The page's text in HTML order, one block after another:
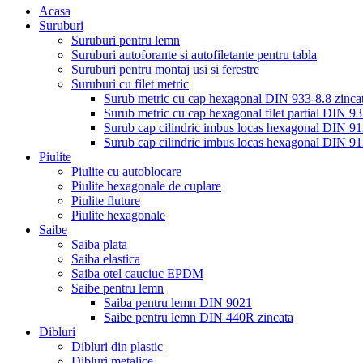
Acasa
Suruburi
Suruburi pentru lemn
Suruburi autoforante si autofiletante pentru tabla
Suruburi pentru montaj usi si ferestre
Suruburi cu filet metric
Surub metric cu cap hexagonal DIN 933-8.8
Surub metric cu cap hexagonal filet partial DIN
Surub cap cilindric imbus locas hexagonal DIN
Surub cap cilindric imbus locas hexagonal DIN
Piulite
Piulite cu autoblocare
Piulite hexagonale de cuplare
Piulite fluture
Piulite hexagonale
Saibe
Saiba plata
Saiba elastica
Saiba otel cauciuc EPDM
Saibe pentru lemn
Saiba pentru lemn DIN 9021
Saibe pentru lemn DIN 440R zincata
Dibluri
Dibluri din plastic